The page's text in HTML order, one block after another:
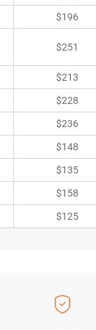
$196
$251
$213
$228
$236
$148
$135
$158
$125